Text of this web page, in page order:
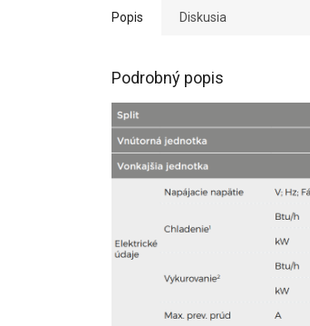
Popis Diskusia
Podrobný popis